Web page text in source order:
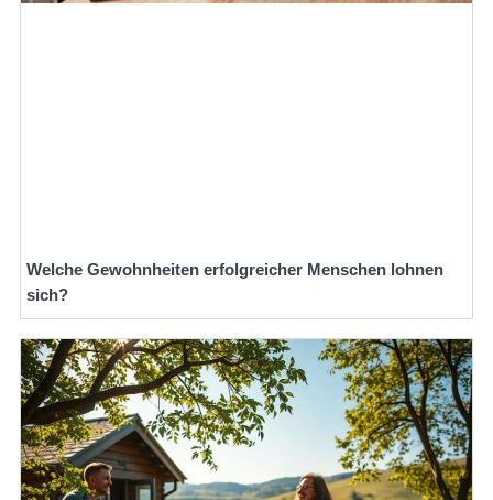
Welche Gewohnheiten erfolgreicher Menschen lohnen
sich?